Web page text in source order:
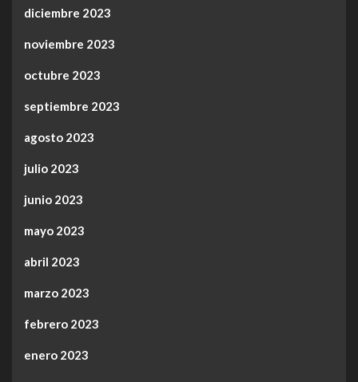
diciembre 2023
noviembre 2023
octubre 2023
septiembre 2023
agosto 2023
julio 2023
junio 2023
mayo 2023
abril 2023
marzo 2023
febrero 2023
enero 2023